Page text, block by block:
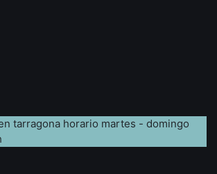
tarragona horario martes - domingo